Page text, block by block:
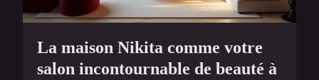
La maison Nikita comme votre
salon incontournable de beauté à